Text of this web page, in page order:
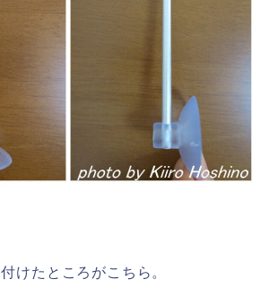
けたところがこちら。